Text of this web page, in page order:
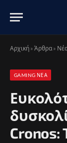
Αρχική » Άρθρα »
GAMING ΝΈΑ
Cronos: